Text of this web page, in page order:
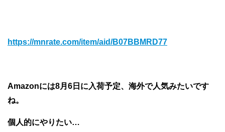
https://mnrate.com/item/aid/B07BBMRD77
Amazonには8月6日に入荷予定、海外で人気みたいです
ね。
個人的にやりたい…